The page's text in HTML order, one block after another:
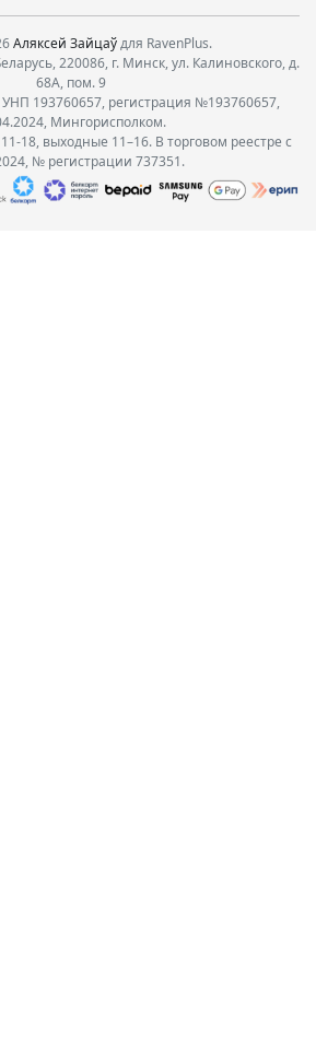
Аляксей Зайцаўдля RavenPlus.
220086, г. Минск, ул. Калиновского, д.
68А, пом. 9
193760657, регистрация №193760657,
Мингорисполком.
18, выходные 11–16. В торговом реестре с
№ регистрации 737351.